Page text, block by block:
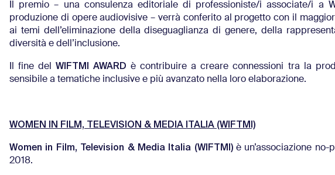
Il premio – una consulenza editoriale di professioniste/i associate/i a
produzione di opere audiovisive – verrà conferito al progetto con il
ai temi dell’eliminazione della diseguaglianza di genere, della
diversità e dell’inclusione.
Il fine delWIFTMI AWARD è contribuire a creare connessioni tra la
sensibile a tematiche inclusive e più avanzato nella loro elaborazione.
WOMEN IN FILM, TELEVISION & MEDIA ITALIA (WIFTMI)
Women in Film, Television & Media Italia (WIFTMI)è un’associazione no-
2018.